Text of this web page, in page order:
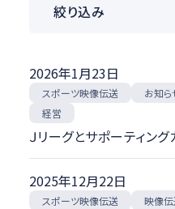
絞り込み
スポーツ映像伝
CAD
その他
2026年1月23日
スポーツ映像伝送 お知ら
経営
Ｊリーグとサポーティン
2025年12月22日
スポーツ映像伝送 映像伝